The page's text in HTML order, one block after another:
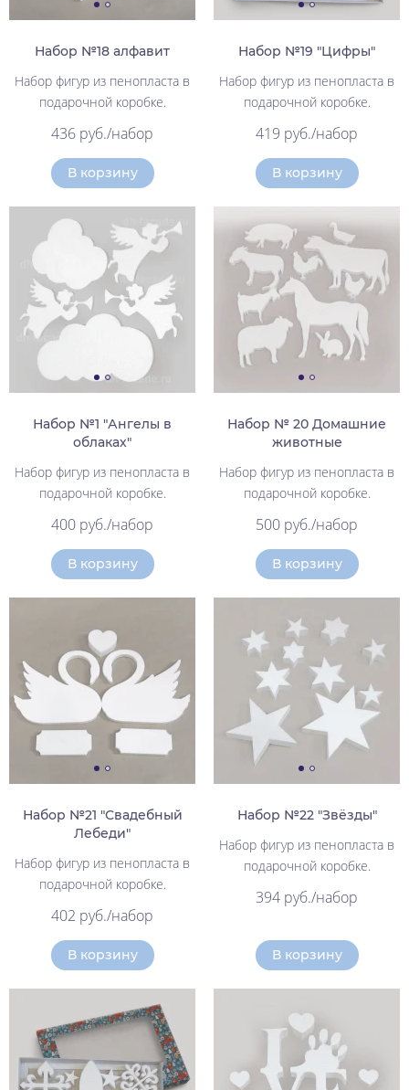
Набор №18 алфавит
Набор фигур из пенопласта в
подарочной коробке.
436 руб./набор
В корзину
Набор №19 "Цифры"
Набор фигур из пенопласта в
подарочной коробке.
419 руб./набор
В корзину
Набор №1 "Ангелы в
облаках"
Набор фигур из пенопласта в
подарочной коробке.
400 руб./набор
В корзину
Набор № 20 Домашние
животные
Набор фигур из пенопласта в
подарочной коробке.
500 руб./набор
В корзину
Набор №21 "Свадебный
Лебеди"
Набор фигур из пенопласта в
подарочной коробке.
402 руб./набор
В корзину
Набор №22 "Звёзды"
Набор фигур из пенопласта в
подарочной коробке.
394 руб./набор
В корзину